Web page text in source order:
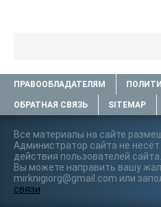
ПРАВООБЛАДАТЕЛЯМ
ОБРАТНАЯ СВЯЗЬ SITEMAP
Все материалы на сайте
Администратор сайта не
действия пользователей сайта..
Вы можете направить вашу
mirknigiorg@gmail.com или
связи